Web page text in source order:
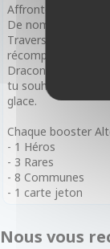
Affronte les
De nombreux
Traverse les
récompensée avec
Draconique.
tu souhaites
glace.
Chaque booster
- 1 Héros
- 3 Rares
- 8 Communes
- 1 carte jeton
Nous vous